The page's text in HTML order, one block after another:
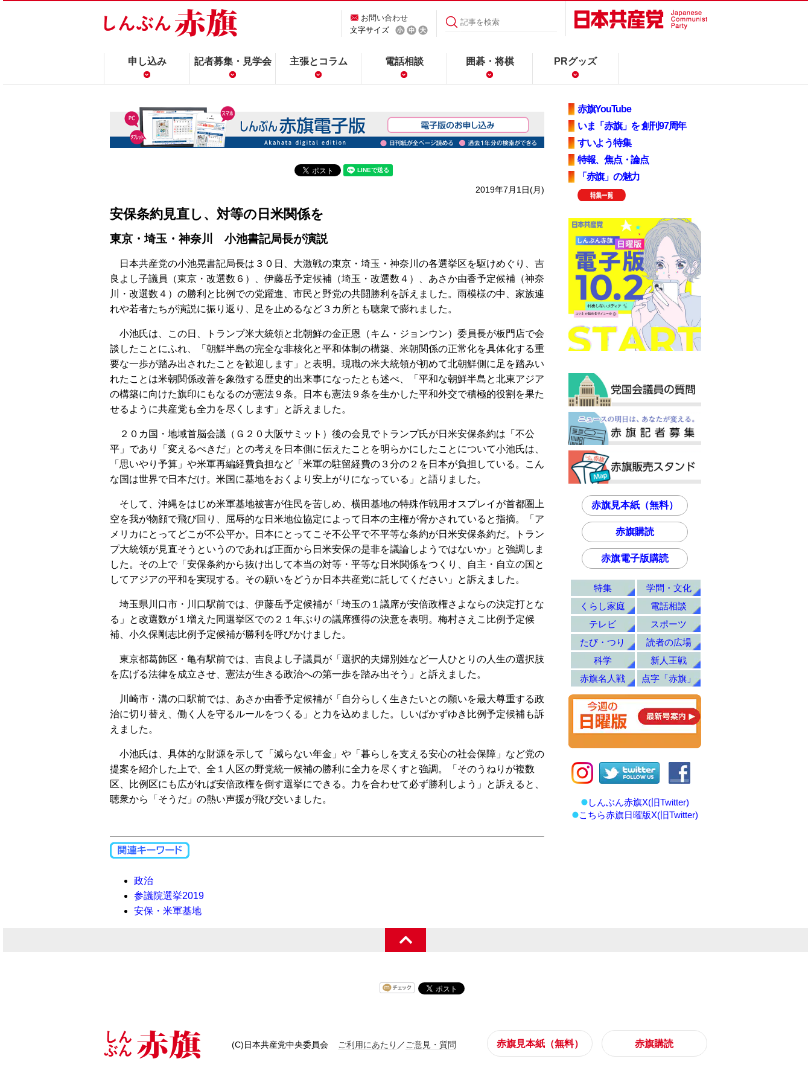
お問い合わせ
文字サイズ
申し込み 記者募集・見学会 主張とコラム 電話相談 囲碁・将棋 PRグッズ
2019年7月1日(月)
安保条約見直し、対等の日米関係を
東京・埼玉・神奈川 小池書記局長が演説
日本共産党の小池晃書記局長は３０日、大激戦の東京・埼玉・神奈川の各選挙区を駆けめぐり、吉
良よし子議員（東京・改選数６）、伊藤岳予定候補（埼玉・改選数４）、あさか由香予定候補（神奈
川・改選数４）の勝利と比例での党躍進、市民と野党の共闘勝利を訴えました。雨模様の中、家族連
れや若者たちが演説に振り返り、足を止めるなど３カ所とも聴衆で膨れました。
小池氏は、この日、トランプ米大統領と北朝鮮の金正恩（キム・ジョンウン）委員長が板門店で会
談したことにふれ、「朝鮮半島の完全な非核化と平和体制の構築、米朝関係の正常化を具体化する重
要な一歩が踏み出されたことを歓迎します」と表明。現職の米大統領が初めて北朝鮮側に足を踏みい
れたことは米朝関係改善を象徴する歴史的出来事になったとも述べ、「平和な朝鮮半島と北東アジア
の構築に向けた旗印にもなるのが憲法９条。日本も憲法９条を生かした平和外交で積極的役割を果た
せるように共産党も全力を尽くします」と訴えました。
２０カ国・地域首脳会議（Ｇ２０大阪サミット）後の会見でトランプ氏が日米安保条約は「不公
平」であり「変えるべきだ」との考えを日本側に伝えたことを明らかにしたことについて小池氏は、
「思いやり予算」や米軍再編経費負担など「米軍の駐留経費の３分の２を日本が負担している。こん
な国は世界で日本だけ。米国に基地をおくより安上がりになっている」と語りました。
そして、沖縄をはじめ米軍基地被害が住民を苦しめ、横田基地の特殊作戦用オスプレイが首都圏上
空を我が物顔で飛び回り、屈辱的な日米地位協定によって日本の主権が脅かされていると指摘。「ア
メリカにとってどこが不公平か。日本にとってこそ不公平で不平等な条約が日米安保条約だ。トラン
プ大統領が見直そうというのであれば正面から日米安保の是非を議論しようではないか」と強調しま
した。その上で「安保条約から抜け出して本当の対等・平等な日米関係をつくり、自主・自立の国と
してアジアの平和を実現する。その願いをどうか日本共産党に託してください」と訴えました。
埼玉県川口市・川口駅前では、伊藤岳予定候補が「埼玉の１議席が安倍政権さよならの決定打とな
る」と改選数が１増えた同選挙区での２１年ぶりの議席獲得の決意を表明。梅村さえこ比例予定候
補、小久保剛志比例予定候補が勝利を呼びかけました。
東京都葛飾区・亀有駅前では、吉良よし子議員が「選択的夫婦別姓など一人ひとりの人生の選択肢
を広げる法律を成立させ、憲法が生きる政治への第一歩を踏み出そう」と訴えました。
川崎市・溝の口駅前では、あさか由香予定候補が「自分らしく生きたいとの願いを最大尊重する政
治に切り替え、働く人を守るルールをつくる」と力を込めました。しいばかずゆき比例予定候補も訴
えました。
小池氏は、具体的な財源を示して「減らない年金」や「暮らしを支える安心の社会保障」など党の
提案を紹介した上で、全１人区の野党統一候補の勝利に全力を尽くすと強調。「そのうねりが複数
区、比例区にも広がれば安倍政権を倒す選挙にできる。力を合わせて必ず勝利しよう」と訴えると、
聴衆から「そうだ」の熱い声援が飛び交いました。
政治
参議院選挙2019
安保・米軍基地
赤旗YouTube
いま「赤旗」を 創刊97周年
すいよう特集
特報、焦点・論点
「赤旗」の魅力
赤旗見本紙（無料）
赤旗購読
赤旗電子版購読
特集
学問・文化
くらし家庭
電話相談
テレビ
スポーツ
たび・つり
読者の広場
科学
新人王戦
赤旗名人戦
点字「赤旗」
しんぶん赤旗X(旧Twitter)
こちら赤旗日曜版X(旧Twitter)
(C)日本共産党中央委員会 ご利用にあたり ／ ご意見・質問 赤旗見本紙（無料） 赤旗購読